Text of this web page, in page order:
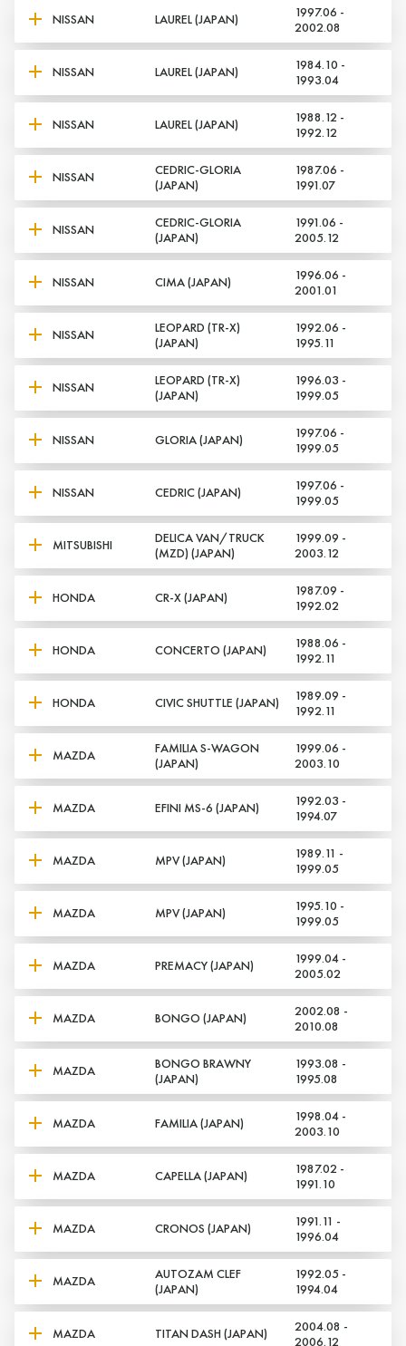
Да, верно Нет, выбрать другой
NISSAN LAUREL (JAPAN)
1997.06 -
2002.08
NISSAN LAUREL (JAPAN)
1984.10 -
1993.04
NISSAN LAUREL (JAPAN)
1988.12 -
1992.12
NISSAN
CEDRIC-GLORIA
(JAPAN)
1987.06 -
1991.07
NISSAN
CEDRIC-GLORIA
(JAPAN)
1991.06 -
2005.12
NISSAN CIMA (JAPAN)
1996.06 -
2001.01
NISSAN
LEOPARD (TR-X)
(JAPAN)
1992.06 -
1995.11
NISSAN
LEOPARD (TR-X)
(JAPAN)
1996.03 -
1999.05
NISSAN GLORIA (JAPAN)
1997.06 -
1999.05
NISSAN CEDRIC (JAPAN)
1997.06 -
1999.05
MITSUBISHI
DELICA VAN/TRUCK
(MZD) (JAPAN)
1999.09 -
2003.12
HONDA CR-X (JAPAN)
1987.09 -
1992.02
HONDA CONCERTO (JAPAN)
1988.06 -
1992.11
HONDA CIVIC SHUTTLE (JAPAN)
1989.09 -
1992.11
MAZDA
FAMILIA S-WAGON
(JAPAN)
1999.06 -
2003.10
MAZDA EFINI MS-6 (JAPAN)
1992.03 -
1994.07
MAZDA MPV (JAPAN)
1989.11 -
1999.05
MAZDA MPV (JAPAN)
1995.10 -
1999.05
MAZDA PREMACY (JAPAN)
1999.04 -
2005.02
MAZDA BONGO (JAPAN)
2002.08 -
2010.08
MAZDA
BONGO BRAWNY
(JAPAN)
1993.08 -
1995.08
MAZDA FAMILIA (JAPAN)
1998.04 -
2003.10
MAZDA CAPELLA (JAPAN)
1987.02 -
1991.10
MAZDA CRONOS (JAPAN)
1991.11 -
1996.04
MAZDA
AUTOZAM CLEF
(JAPAN)
1992.05 -
1994.04
MAZDA TITAN DASH (JAPAN)
2004.08 -
2006.12